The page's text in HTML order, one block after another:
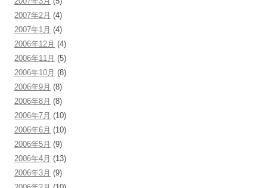
2007年2月 (4)
2007年1月 (4)
2006年12月 (4)
2006年11月 (5)
2006年10月 (8)
2006年9月 (8)
2006年8月 (8)
2006年7月 (10)
2006年6月 (10)
2006年5月 (9)
2006年4月 (13)
2006年3月 (9)